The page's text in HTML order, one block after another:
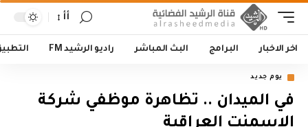
أأ
اخر الاخبار البرامج البث المباشر راديو الرشيد FM
يوم جديد
في الميدان .. تظاهرة موظفي شركة